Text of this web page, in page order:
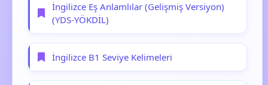
İngilizce Eş Anlamlılar (Gelişmiş Versiyon)
(YDS-YÖKDİL)
İngilizce B1 Seviye Kelimeleri